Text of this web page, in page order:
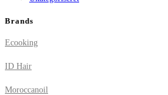
Brands
Ecooking
ID Hair
Moroccanoil